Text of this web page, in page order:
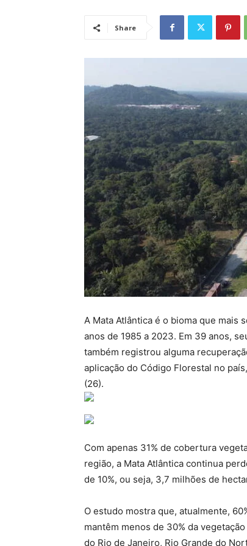
Share
A Mata Atlântica é o bioma que mais
anos de 1985 a 2023. Em 39 anos,
também registrou alguma
aplicação do Código Florestal no
(26).
Com apenas 31% de cobertura
região, a Mata Atlântica continua
de 10%, ou seja, 3,7 milhões de
O estudo mostra que, atualmente,
mantêm menos de 30% da
do Rio de Janeiro, Rio Grande do